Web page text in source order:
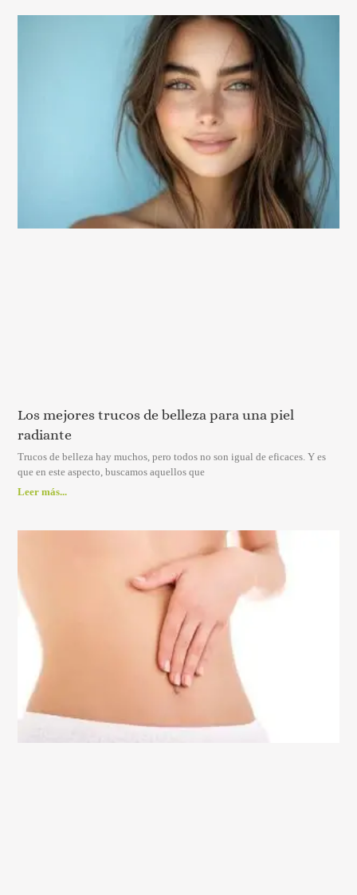
Los mejores trucos de belleza para una piel
radiante
Trucos de belleza hay muchos, pero todos no son igual de eficaces. Y es
que en este aspecto, buscamos aquellos que
Leer más...